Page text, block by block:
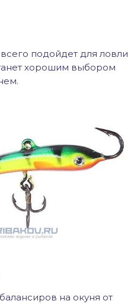
подойдет для ловли
хорошим выбором
на окуня от